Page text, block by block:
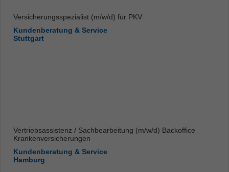
Versicherungsspezialist (m/w/d) für PKV
Kundenberatung & Service
Stuttgart
Vertriebsassistenz / Sachbearbeitung (m/w/d) Backoffice
Krankenversicherungen
Kundenberatung & Service
Hamburg